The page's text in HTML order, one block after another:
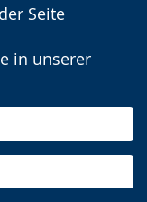
Seite
in unserer